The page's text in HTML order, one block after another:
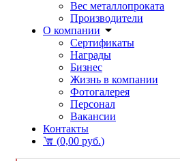
Вес металлопроката
Производители
О компании
Сертификаты
Награды
Бизнес
Жизнь в компании
Фотогалерея
Персонал
Вакансии
Контакты
(0,00 руб.)